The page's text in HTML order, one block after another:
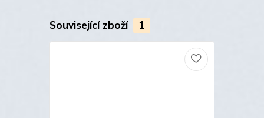
Související zboží 1